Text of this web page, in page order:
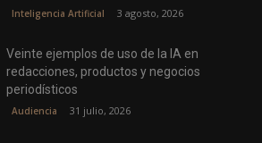
Inteligencia Artificial 3 agosto, 2026
Veinte ejemplos de uso de la IA en
redacciones, productos y negocios
periodísticos
Audiencia 31 julio, 2026